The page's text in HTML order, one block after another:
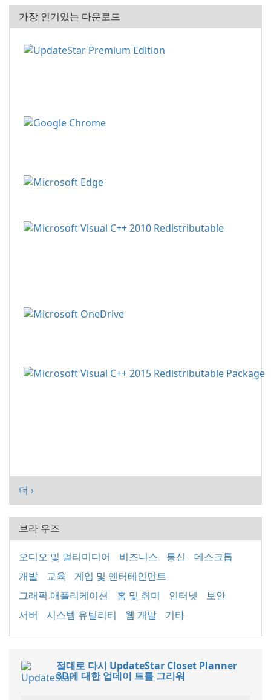
가장 인기있는 다운로드
더 ›
브라 우즈
오디오 및 멀티미디어 비즈니스 통신
데스크톱
개발
교육
게임 및 엔터테인먼트
그래픽 애플리케이션
홈 및 취미 인터넷
보안
서버
시스템 유틸리티 웹 개발 기타
절대로 다시 UpdateStar Closet Planner
3D에 대한 업데이 트를 그리워